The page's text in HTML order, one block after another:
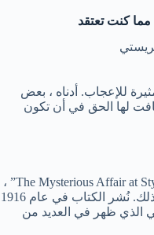
مما كنت تعتقد
للإعجاب. أدناه ، بعض
لها الحق في أن تكون
أجاثا كريستي كتبت روايتها الأولى ، “The Mysterious Affair at Styles” ،
لأن أختها Madge راهنتها بأنها لا تستطيع ذلك. نُشر الكتاب في عام 1916
الذي ظهر في العديد من